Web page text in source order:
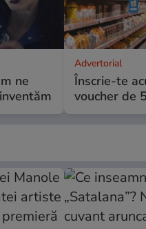
ne
Advertorial
Înscrie-te
voucher de